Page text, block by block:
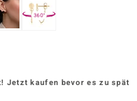
360°
Jetzt kaufen bevor es zu spät